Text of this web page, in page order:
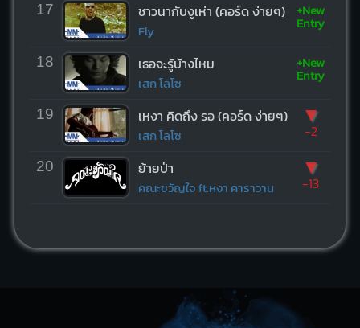
17 ชาวนากับงูเห่า (คอร์ด ง่ายๆ)
Fly
+New
Entry
18 เธอจะรู้บ้างไหม
เสก โลโซ
+New
Entry
19 เหงา คิดถึง รอ (คอร์ด ง่ายๆ)
เสก โลโซ
▼
-2
20 ย้ายป่า
คณะขวัญใจ ft.หงา คาราวาน
▼
-13